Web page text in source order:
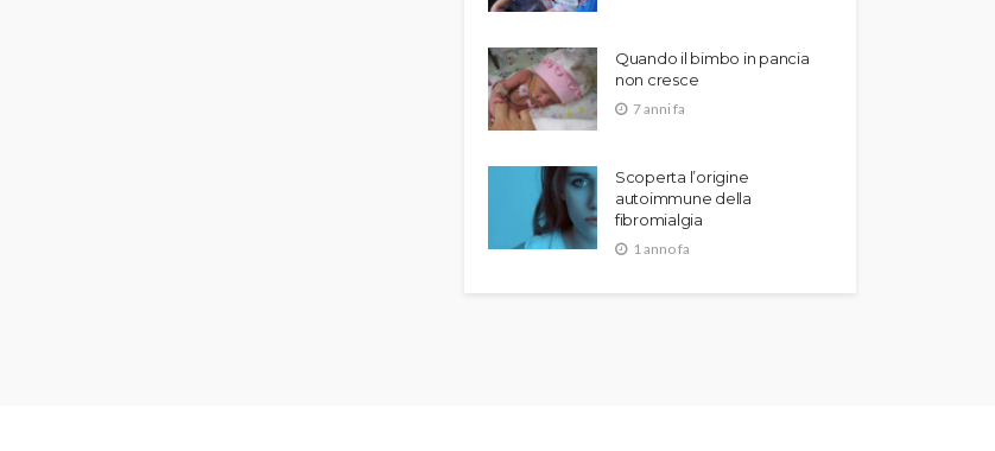
Quando il bimbo in pancia
non cresce
7 anni fa
Scoperta l’origine
autoimmune della
fibromialgia
1 anno fa